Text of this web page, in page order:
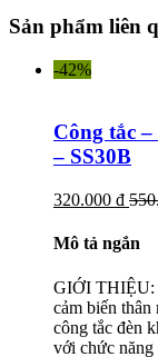
Sản phẩm liên
-42%
Công tắc
– SS30B
320.000 đ
Mô tả ngắn
GIỚI THIỆU:
cảm biến
công tắc đèn
với chức